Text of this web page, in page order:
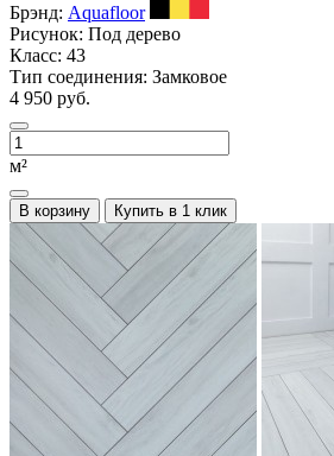
Брэнд: Aquafloor
Рисунок: Под дерево
Класс: 43
Тип соединения: Замковое
4 950 руб.
м²
В корзину Купить в 1 клик